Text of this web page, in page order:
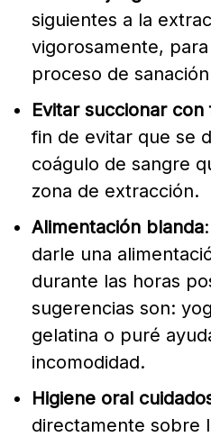
siguientes a la
vigorosamente,
proceso de
Evitar succionar con
fin de evitar que se
coágulo de sangre
zona de extracción.
Alimentación blanda
darle una
durante las horas
sugerencias son:
gelatina o puré
incomodidad.
Higiene oral
directamente sobre